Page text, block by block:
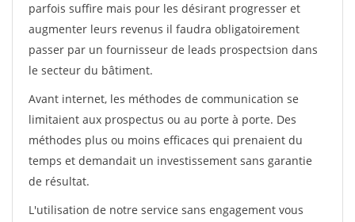
parfois suffire mais pour les désirant progresser et
augmenter leurs revenus il faudra obligatoirement
passer par un fournisseur de leads prospectsion dans
le secteur du bâtiment.
Avant internet, les méthodes de communication se
limitaient aux prospectus ou au porte à porte. Des
méthodes plus ou moins efficaces qui prenaient du
temps et demandait un investissement sans garantie
de résultat.
L'utilisation de notre service sans engagement vous